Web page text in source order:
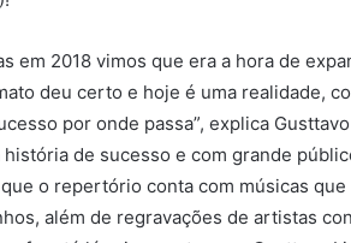
em 2018 vimos que era a hora de
deu certo e hoje é uma realidade,
por onde passa”, explica
de sucesso e com grande
o repertório conta com músicas
além de regravações de artistas